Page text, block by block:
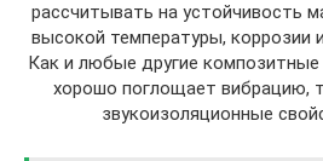
рассчитывать на устойчивость
высокой температуры, коррозии
Как и любые другие композитные
хорошо поглощает вибрацию,
звукоизоляционные